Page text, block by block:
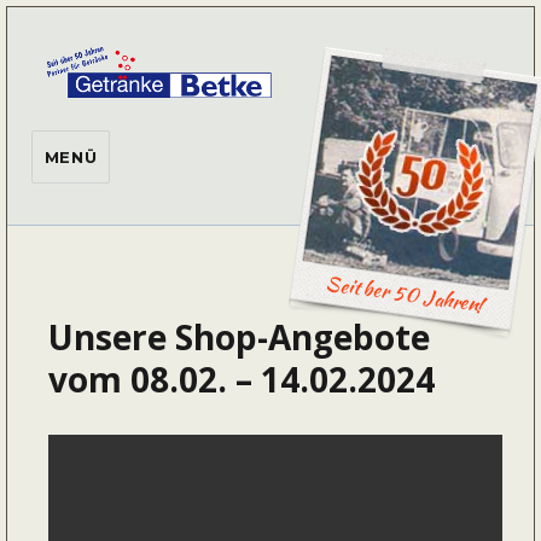
Seit ber 50 Jahren!
MENÜ
Unsere Shop-Angebote
vom 08.02. – 14.02.2024